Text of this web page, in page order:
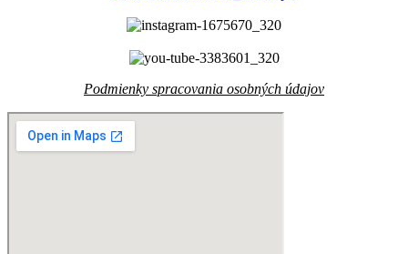
Podmienky spracovania osobných údajov